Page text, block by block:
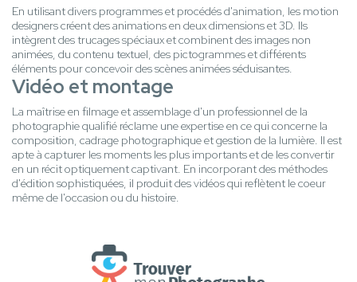
En utilisant divers programmes et procédés d'animation, les motion
designers créent des animations en deux dimensions et 3D. Ils
intègrent des trucages spéciaux et combinent des images non
animées, du contenu textuel, des pictogrammes et différents
éléments pour concevoir des scènes animées séduisantes.
Vidéo et montage
La maîtrise en filmage et assemblage d'un professionnel de la
photographie qualifié réclame une expertise en ce qui concerne la
composition, cadrage photographique et gestion de la lumière. Il est
apte à capturer les moments les plus importants et de les convertir
en un récit optiquement captivant. En incorporant des méthodes
d'édition sophistiquées, il produit des vidéos qui reflètent le coeur
même de l'occasion ou du histoire.